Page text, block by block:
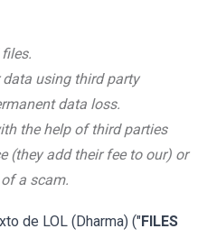
using third party
data loss.
the help of third parties
(they add their fee to our) or
a scam.
de LOL (Dharma) ("FILES